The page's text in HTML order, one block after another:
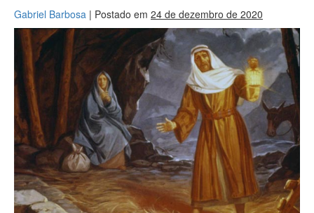
Gabriel Barbosa | Postado em 24 de dezembro de 2020